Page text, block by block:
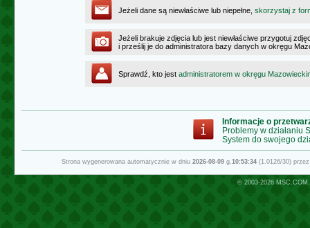
Jeżeli dane są niewłaściwe lub niepełne, skorzystaj z
Jeżeli brakuje zdjęcia lub jest niewłaściwe przygotuj
i prześlij je do administratora bazy danych w okręgu
Sprawdź, kto jest administratorem w okręgu
Informacje o
Problemy w działaniu
System do swojego
Strona wygenerowana automatycznie w dniu 2026-08-09g.10:53:34(1.0126/30)
© 2003-2026